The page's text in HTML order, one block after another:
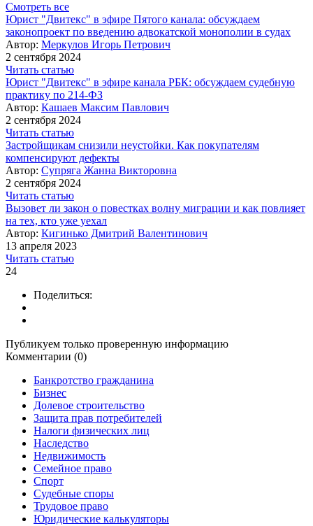
Смотреть все
Юрист "Двитекс" в эфире Пятого канала: обсуждаем
законопроект по введению адвокатской монополии в судах
Автор: Меркулов Игорь Петрович
2 сентября 2024
Читать статью
Юрист "Двитекс" в эфире канала РБК: обсуждаем судебную
практику по 214-ФЗ
Автор: Кашаев Максим Павлович
2 сентября 2024
Читать статью
Застройщикам снизили неустойки. Как покупателям
компенсируют дефекты
Автор: Супряга Жанна Викторовна
2 сентября 2024
Читать статью
Вызовет ли закон о повестках волну миграции и как повлияет
на тех, кто уже уехал
Автор: Кигинько Дмитрий Валентинович
13 апреля 2023
Читать статью
24
Поделиться:
Публикуем только проверенную информацию
Комментарии (0)
Банкротство гражданина
Бизнес
Долевое строительство
Защита прав потребителей
Налоги физических лиц
Наследство
Недвижимость
Семейное право
Спорт
Судебные споры
Трудовое право
Юридические калькуляторы